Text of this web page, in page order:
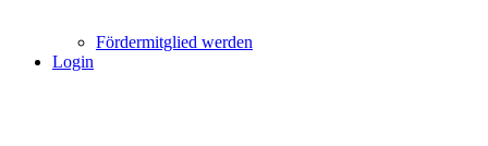
Fördermitglied werden
Login